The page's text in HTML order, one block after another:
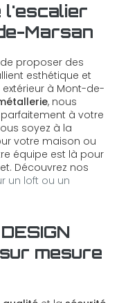
l'escalier
Marsan
proposer des
esthétique et
à Mont-de-
, nous
à votre
soyez à la
votre maison ou
équipe est là pour
Découvrez nos
un loft ou un
mesure